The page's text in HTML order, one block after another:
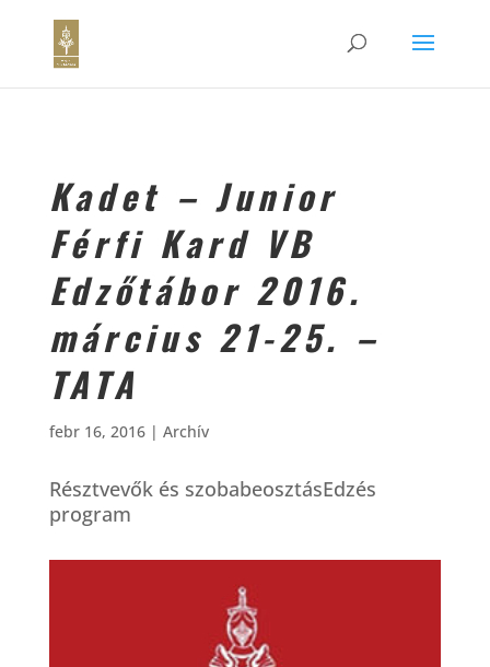
Kadet – Junior
Férfi Kard VB
Edzőtábor 2016.
március 21-25. –
TATA
febr 16, 2016| Archív
Résztvevők és szobabeosztásEdzés
program